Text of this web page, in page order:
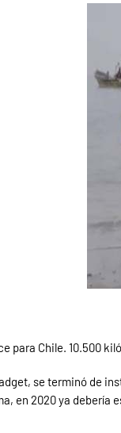
para Chile. 10.500
se terminó de
en 2020 ya debería